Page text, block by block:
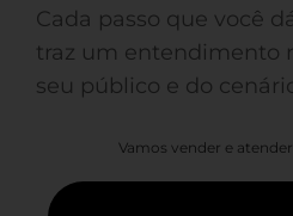
Cada passo que você
traz um entendimento
seu público e do
Vamos vender e